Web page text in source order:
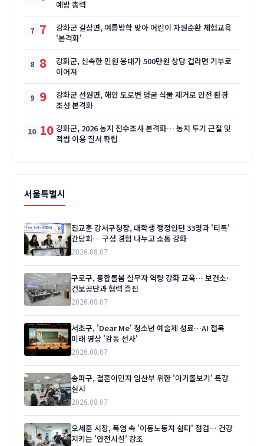
예방 총력
7
강화군 길상면, 여름방학 맞아 어린이 자원순환 체험교육
'본격화'
8
강화군, 신속한 민원 응대가 500만원 상당 컵라면 기부로
이어져
9
강화군 선원면, 해안 도로변 덩굴 식물 제거로 안전 환경
조성 본격화
10 강화군, 2026 농지 전수조사 본격화… 농지 투기 근절 및
적법 이용 질서 확립
서울특별시
진교훈 강서구청장, 대학생 행정인턴 33명과 '티톡'
간담회… 구정 경험 나누고 소통 강화
2026.08.07
구로구, 통합돌봄 실무자 역량 강화 교육… 보건소·
건보공단과 협력 증진
2026.08.07
서초구, 'Dear Me' 청소년 예술제 성료…AI 접목
미래 영상 '감동 선사'
2026.08.07
송파구, 결혼이민자 임산부 위한 '아기돌보기' 특강
실시
2026.08.07
오세훈 시장, 폭염 속 '이동노동자 쉼터' 점검… 건강
지키는 '안전시설' 강조